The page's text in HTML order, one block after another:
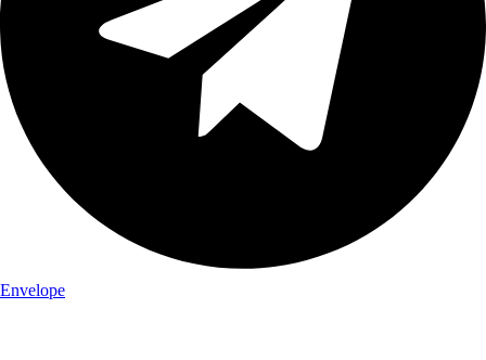
Envelope